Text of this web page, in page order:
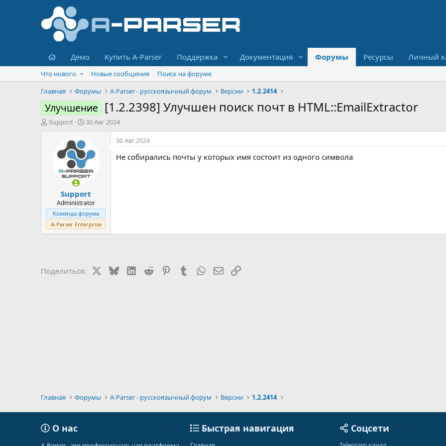
Главная
Демо Купить A-Parser Поддержка Документация Форумы Ресурсы Личный
Что нового Новые сообщения
Поиск на форуме
Главная
Форумы A-Parser - русскоязычный форум Версии 1.2.2414
Улучшение [1.2.2398] Улучшен поиск почт в HTML::EmailExtractor
А
Support
Д
а
н
а
ч
л
а
30 Авг 2024
Support
Administrator
Команда форума
A-Parser Enterprise
30 Авг 2024
Не собирались почты у которых имя состоит из одного символа
Поделиться: BlueskyLinkedIn
Reddit PinterestTumblrWhatsAppЭлектронная почта
Ссылка
Главная Форумы A-Parser - русскоязычный форум Версии 1.2.2414
О нас Быстрая навигация Соцсети